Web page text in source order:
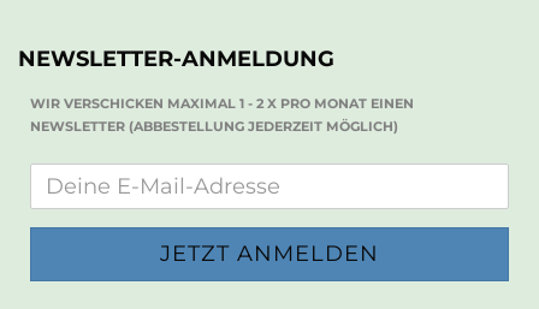
NEWSLETTER-ANMELDUNG
WIR VERSCHICKEN MAXIMAL 1 - 2 X PRO MONAT EINEN
NEWSLETTER (ABBESTELLUNG JEDERZEIT MÖGLICH)